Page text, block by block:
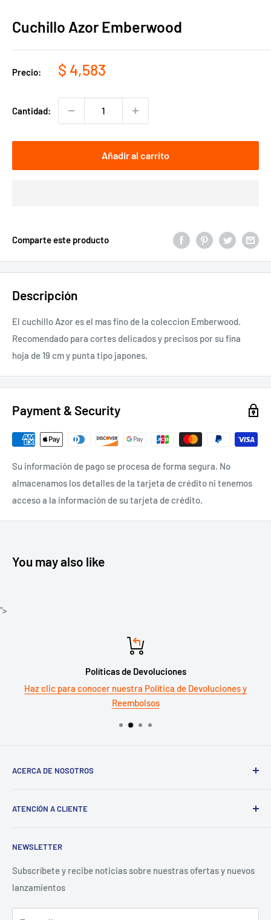
Cuchillo Azor Emberwood
Precio:
Precio
venta
$ 4,583
Cantidad:
Añadir al carrito
Comparte este producto
Descripción
El cuchillo Azor es el mas fino de la coleccion Emberwood.
Recomendado para cortes delicados y precisos por su fina
hoja de 19 cm y punta tipo japones.
Payment & Security
Su información de pago se procesa de forma segura. No
almacenamos los detalles de la tarjeta de crédito ni tenemos
acceso a la información de su tarjeta de crédito.
You may also like
">
Políticas de Devoluciones
Haz clic para conocer nuestra Política de Devoluciones y
Reembolsos
ACERCA DE NOSOTROS
Política de reembolso
ATENCIÓN A CLIENTE
Términos y Condiciones
Aviso de Privacidad
Contacto para proveedores
NEWSLETTER
Subscríbete y recibe noticias sobre nuestras ofertas y nuevos
lanzamientos